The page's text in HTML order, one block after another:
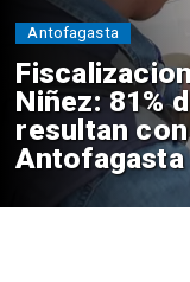
Niñez: 81%
resultan
Antofagasta
Antofagasta